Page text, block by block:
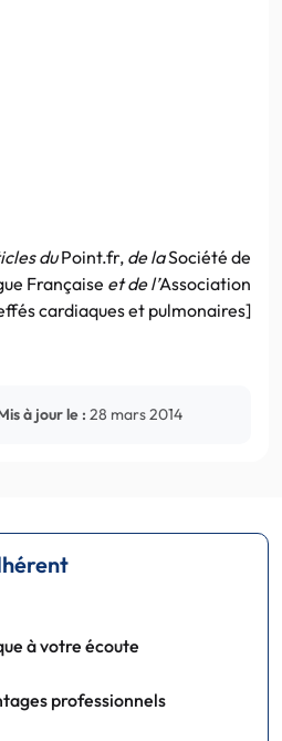
duPoint.fr, de laSociété de
Française et de l’Association
cardiaques et pulmonaires]
à jour le : 28 mars 2014
à votre écoute
professionnels